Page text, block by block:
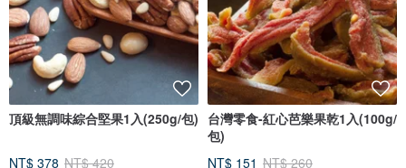
頂級無調味綜合堅果1入(250g/包)
NT$ 378 NT$ 420
台灣零食-紅心芭樂果乾1入(100g/
包)
NT$ 151 NT$ 260